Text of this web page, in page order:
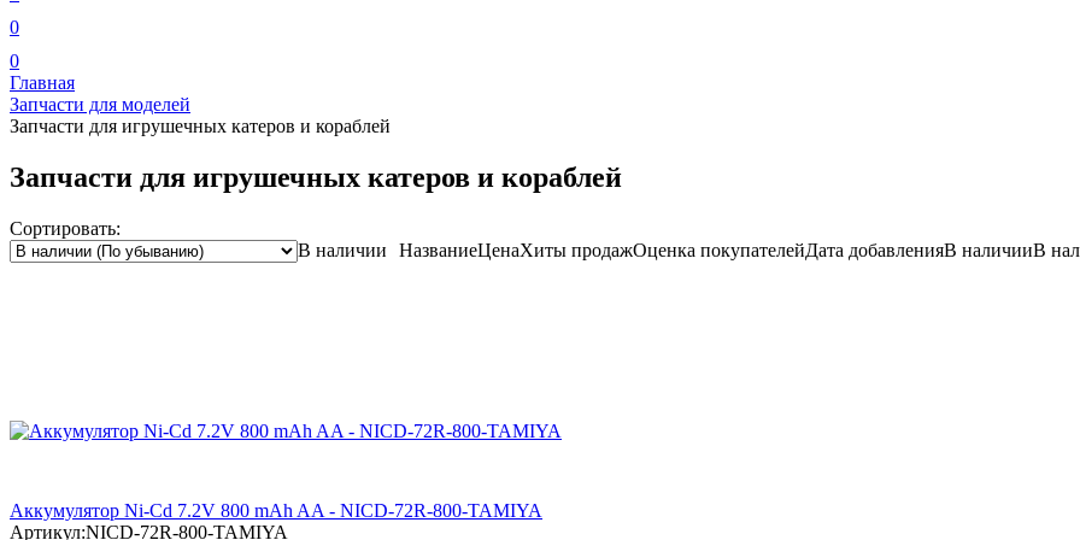
0
0
Главная
Запчасти для моделей
Запчасти для игрушечных катеров и кораблей
Запчасти для игрушечных катеров и кораблей
Сортировать:
В наличии
НазваниеЦенаХиты продажОценка покупателейДата добавленияВ наличииВ
Аккумулятор Ni-Cd 7.2V 800 mAh AA - NICD-72R-800-TAMIYA
Артикул:NICD-72R-800-TAMIYA